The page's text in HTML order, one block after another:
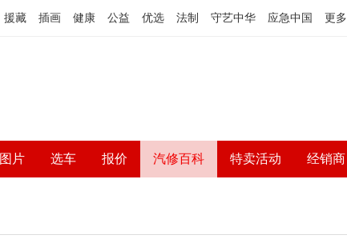
援藏 插画 健康 公益 优选 法制 守艺中华 应急中国 更多
图片 选车 报价 汽修百科 特卖活动 经销商